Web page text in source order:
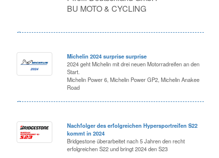
BU MOTO & CYCLING
Michelin 2024 surprise surprise
2024 geht Michelin mit drei neuen Motorradreifen an den
Start.
Michelin Power 6, Michelin Power GP2, Michelin Anakee
Road
Nachfolger des erfolgreichen Hypersportreifen S22
kommt in 2024
Bridgestone überarbeitet nach 5 Jahren den recht
erfolgreichen S22 und bringt 2024 den S23